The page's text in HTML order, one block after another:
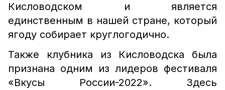
Кисловодском и является
единственным в нашей стране, который
ягоду собирает круглогодично.
Также клубника из Кисловодска была
признана одним из лидеров фестиваля
«Вкусы России-2022». Здесь